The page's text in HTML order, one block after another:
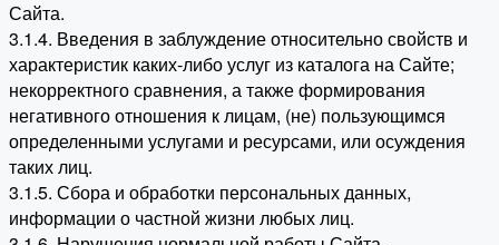
Сайта.
3.1.4. Введения в заблуждение относительно свойств и
характеристик каких-либо услуг из каталога на Сайте;
некорректного сравнения, а также формирования
негативного отношения к лицам, (не) пользующимся
определенными услугами и ресурсами, или осуждения
таких лиц.
3.1.5. Сбора и обработки персональных данных,
информации о частной жизни любых лиц.